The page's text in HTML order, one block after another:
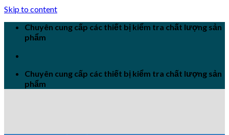
Skip to content
Chuyên cung cấp các thiết bị kiểm tra chất lượng sản
phẩm
Chuyên cung cấp các thiết bị kiểm tra chất lượng sản
phẩm